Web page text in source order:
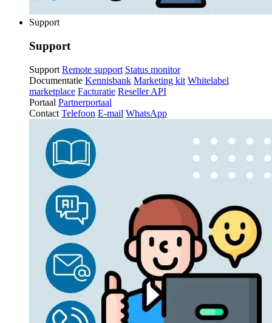
Support
Support
Support Remote support Status monitor
Documentatie Kennisbank Marketing kit Whitelabel
marketplace Facturatie Reseller API
Portaal Partnerportaal
Contact Telefoon E-mail WhatsApp